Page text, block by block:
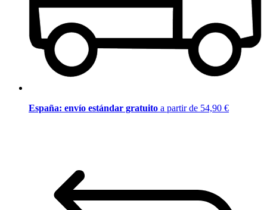
España: envío estándar gratuito a partir de 54,90 €